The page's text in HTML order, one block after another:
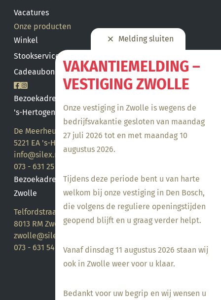
Melding sluiten
VAKANTIEMELDING –
VESTIGING ZWOLLE
Onze vestiging in Zwolle is wegens de
bedrijfsvakantie gesloten van maandag
27 juli 2026 tot en met maandag 10
augustus 2026.
Tijdens deze periode bent u van harte
welkom bij onze vestiging in Den Bosch,
die volgens de reguliere openingstijden
geopend blijft en u graag verder helpt.
Vanaf dinsdag 11 augustus 2026 staan wij
ook in Zwolle weer voor u klaar.
Bedankt voor uw begrip en wij wensen u
Vacatures
Onze producten
Winkel
Stookservice
Cadeaubon saldo
Bezoekadres
's-Hertogenbosch
De Meerheuvel 21
5221 EA 's-Hertogenbosch
info@silex.nl
073 - 631 25 28
Bezoekadres
Zwolle
Telfordstraat 14
8013 RM Zwolle
zwolle@silex.nl
073 - 631 54 05